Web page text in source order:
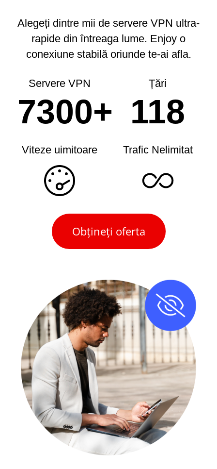
Alegeți dintre mii de servere VPN ultra-
rapide din întreaga lume. Enjoy o
conexiune stabilă oriunde te-ai afla.
Servere VPN
7300+
Țări
118
Viteze uimitoare Trafic Nelimitat
Obțineți oferta